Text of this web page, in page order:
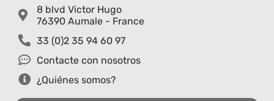
8 blvd Victor Hugo
76390 Aumale - France
33 (0)2 35 94 60 97
Contacte con nosotros
¿Quiénes somos?